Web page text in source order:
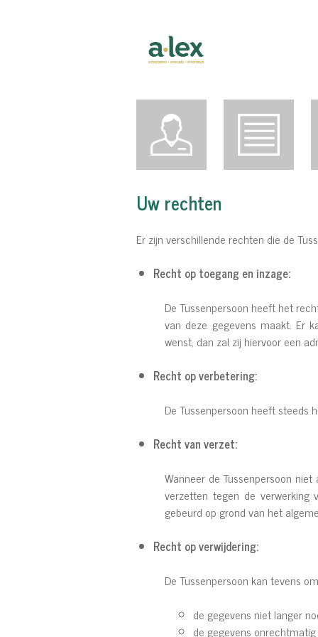
Uw rechten
Er zijn verschillende rechten die de
Recht op toegang en inzage:
De Tussenpersoon heeft het
van deze gegevens maakt. Er
wenst, dan zal zij hiervoor een
Recht op verbetering:
De Tussenpersoon heeft steeds
Recht van verzet:
Wanneer de Tussenpersoon
verzetten tegen de
gebeurd op grond van het
Recht op verwijdering:
De Tussenpersoon kan tevens
de gegevens niet langer
de gegevens